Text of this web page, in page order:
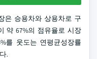
은 승용차와 상용차로 구
약 67%의 점유율로 시장
를 웃도는 연평균성장률
.